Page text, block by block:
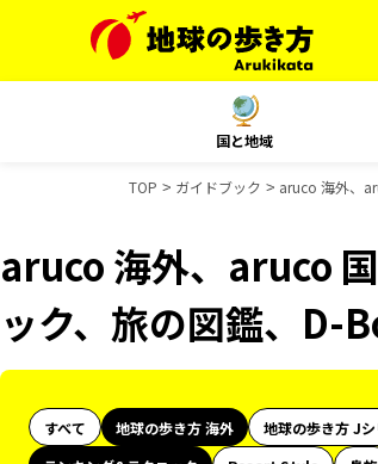
国と地域
TOP ガイドブック aruco 海外、
aruco 海外、aruco
ック、旅の図鑑、D-
すべて 地球の歩き方 海外 地球の歩き方 Jシ